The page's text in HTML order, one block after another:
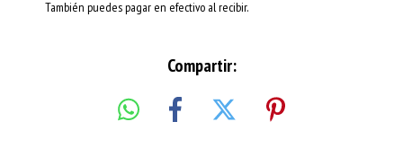
También puedes pagar en efectivo al recibir.
Compartir: